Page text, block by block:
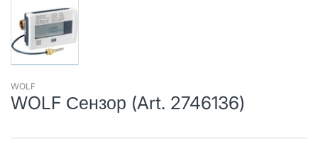
WOLF
WOLF Сензор (Art. 2746136)